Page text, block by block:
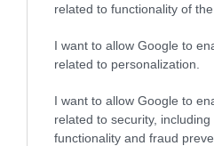
related to functionality of
I want to allow Google to
related to personalization.
I want to allow Google to
related to security,
functionality and fraud